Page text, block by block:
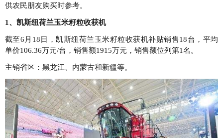
供农民朋友购买时参考。
1、凯斯纽荷兰玉米籽粒收获机
截至6月18日，凯斯纽荷兰玉米籽粒收获机补贴销售18台，平均
单价106.36万元/台，销售额1915万元，销售额位列第1名。
主销省区：黑龙江、内蒙古和新疆等。